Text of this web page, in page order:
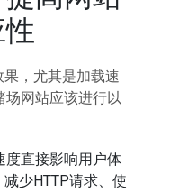
果，尤其是加载速
场网站应该进行以
度直接影响用户体
少HTTP请求、使